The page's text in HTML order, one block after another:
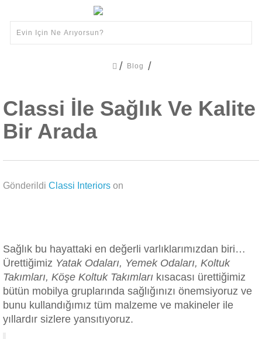
Blog
Classi İle Sağlık Ve Kalite
Bir Arada
Gönderildi Classi Interiors on
Sağlık bu hayattaki en değerli varlıklarımızdan biri…
Ürettiğimiz Yatak Odaları, Yemek Odaları, Koltuk
Takımları, Köşe Koltuk Takımları kısacası ürettiğimiz
bütün mobilya gruplarında sağlığınızı önemsiyoruz ve
bunu kullandığımız tüm malzeme ve makineler ile
yıllardır sizlere yansıtıyoruz.